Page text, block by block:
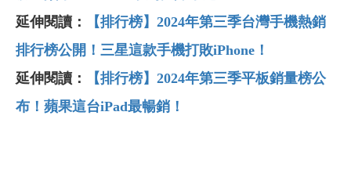
延伸閱讀：
【排行榜】2024年第三季台灣手機熱銷
排行榜公開！三星這款手機打敗iPhone ！
延伸閱讀：
【排行榜】2024年第三季平板銷量榜公
布！蘋果這台iPad最暢銷！